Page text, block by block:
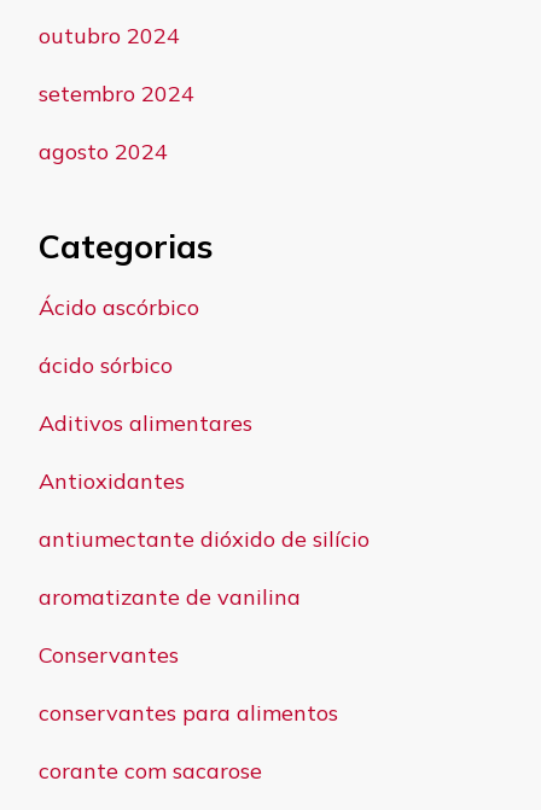
outubro 2024
setembro 2024
agosto 2024
Categorias
Ácido ascórbico
ácido sórbico
Aditivos alimentares
Antioxidantes
antiumectante dióxido de silício
aromatizante de vanilina
Conservantes
conservantes para alimentos
corante com sacarose